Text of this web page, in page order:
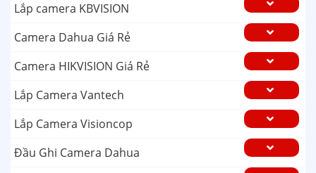
Lắp camera KBVISION
Camera Dahua Giá Rẻ
Camera HIKVISION Giá Rẻ
Lắp Camera Vantech
Lắp Camera Visioncop
Đầu Ghi Camera Dahua